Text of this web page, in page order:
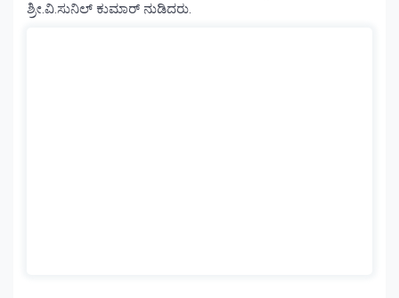
ಶ್ರೀ.ವಿ.ಸುನಿಲ್ ಕುಮಾರ್ ನುಡಿದರು.